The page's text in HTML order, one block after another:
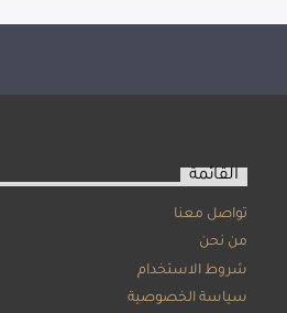
القائمة
تواصل معنا
من نحن
شروط الاستخدام
سياسة الخصوصية